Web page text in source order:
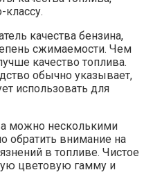
классу.
качества бензина,
сжимаемости. Чем
качество топлива.
обычно указывает,
использовать для
можно несколькими
обратить внимание на
в топливе. Чистое
цветовую гамму и